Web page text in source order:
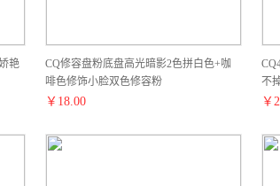
艳
CQ修容盘粉底盘高光暗影2色拼白色+咖
啡色修饰小脸双色修容粉
￥ 18.00
不
￥